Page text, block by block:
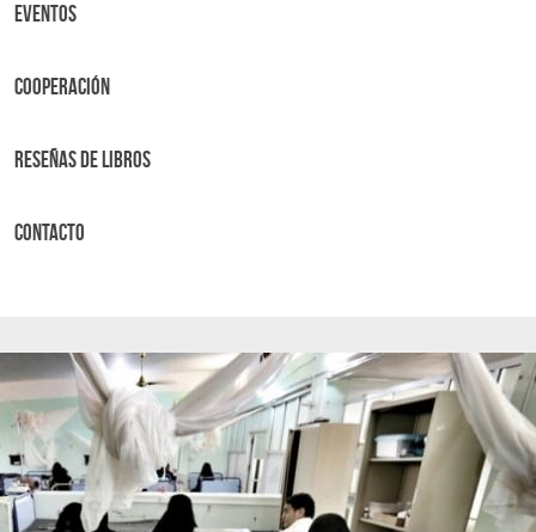
Eventos
Cooperación
Reseñas de libros
Contacto